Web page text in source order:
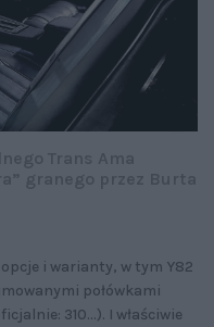
i warianty, w tym Y82
połówkami
310…). I właściwie